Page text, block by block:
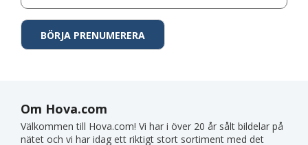
Om Hova.com
Välkommen till Hova.com! Vi har i över 20 år sålt bildelar på
nätet och vi har idag ett riktigt stort sortiment med det